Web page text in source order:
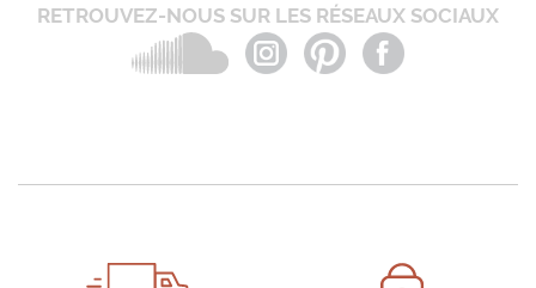
RETROUVEZ-NOUS SUR LES RÉSEAUX SOCIAUX